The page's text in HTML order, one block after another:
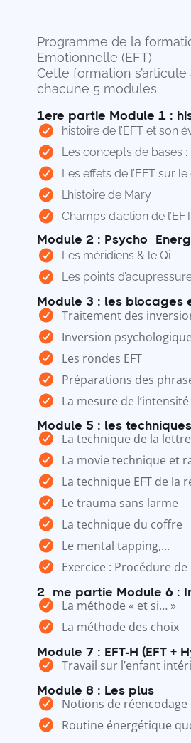
Programme de la
Emotionnelle (EFT)
Cette formation
chacune 5 modules
1ere partie Module 1 :
histoire de l’EFT et son
Les concepts de bases
Les effets de l’EFT sur
L’histoire de Mary
Champs d’action de
Module 2 :
Les méridiens & le Qi
Les points
Module 3 : les blocages
Traitement des
Inversion
Les rondes EFT
Préparations des
La mesure de
Module 5 : les techniques
La technique de la lettre
La movie technique et
La technique EFT de
Le trauma sans larme
La technique du coffre
Le mental tapping,…
Exercice : Procédure
2ème partie Module 6 :
La méthode « et si… »
La méthode des choix
Module 7 : EFT-H (EFT +
Travail sur l’enfant
Module 8 : Les plus
Notions de réencodage
Routine énergétique